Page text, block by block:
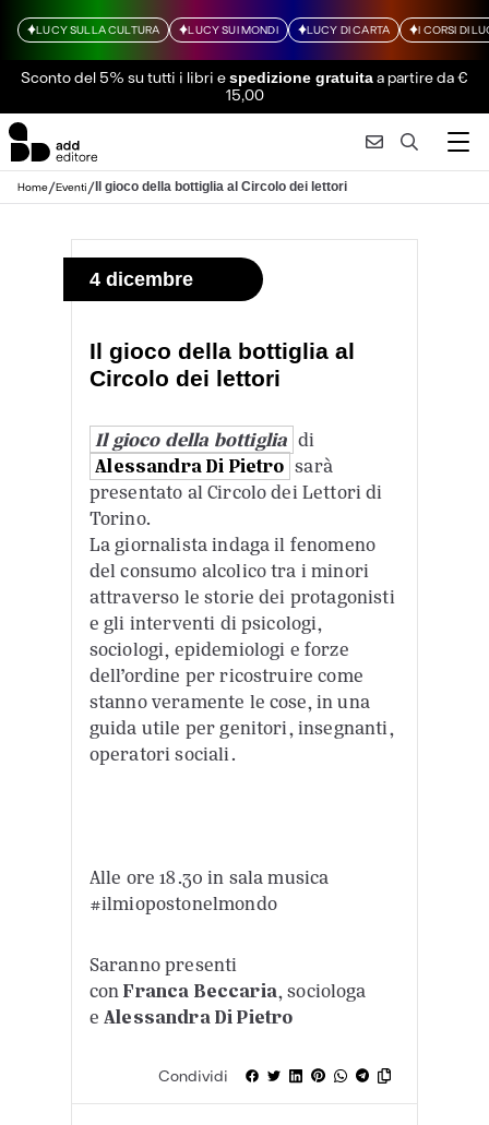
LUCY SULLA CULTURA LUCY SUI MONDI LUCY DI CARTA I CORSI DI
Sconto del 5% su tutti i libri espedizione gratuitaa partire da €
15,00
Home/Eventi/ Il gioco della bottiglia al Circolo dei lettori
4 dicembre
Il gioco della bottiglia al
Circolo dei lettori
Il gioco della bottiglia di
Alessandra Di Pietro sarà
presentato al Circolo dei Lettori di
Torino.
La giornalista indaga il fenomeno
del consumo alcolico tra i minori
attraverso le storie dei protagonisti
e gli interventi di psicologi,
sociologi, epidemiologi e forze
dell’ordine per ricostruire come
stanno veramente le cose, in una
guida utile per genitori, insegnanti,
operatori sociali.
Alle ore 18.30 in sala musica
#ilmiopostonelmondo
Saranno presenti
conFranca Beccaria, sociologa
eAlessandra Di Pietro
Condividi